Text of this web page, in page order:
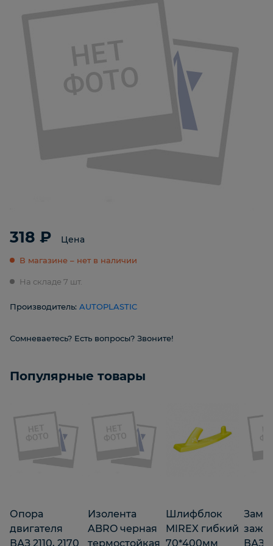
318 ₽ Цена
В магазине – нет в наличии
На складе 7 шт.
Производитель: AUTOPLASTIC
Сомневаетесь? Есть вопросы? Звоните!
Популярные товары
Опора
двигателя
ВАЗ 2110, 2170
Изолента
ABRO черная
термостойкая
Шлифблок
MIREX гибкий
70*400мм
ВАЗ